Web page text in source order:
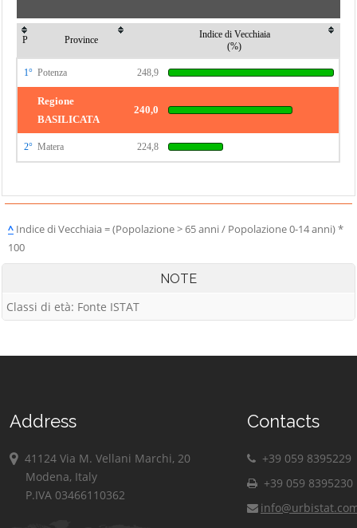
P Province
Indice di Vecchiaia
(%)
1° Potenza 248,9
Regione
BASILICATA
240,0
2° Matera 224,8
^ Indice di Vecchiaia = (Popolazione > 65 anni / Popolazione 0-14 anni) *
100
NOTE
Classi di età: Fonte ISTAT
Address
41124 Via M. Vellani Marchi, 20
Modena, Italy
P.IVA 03466110362
Contacts
+39 059 8395229
+39 059 8395230